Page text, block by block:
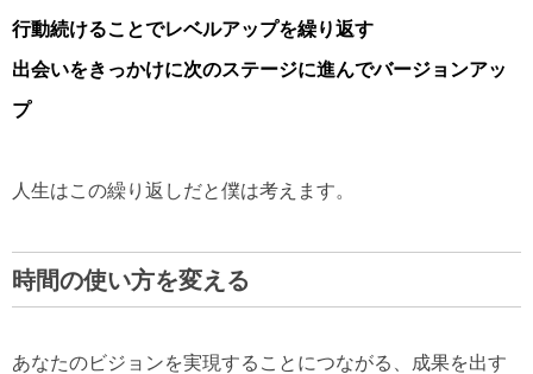
行動続けることでレベルアップを繰り返す
出会いをきっかけに次のステージに進んでバージョンアッ
プ
人生はこの繰り返しだと僕は考えます。
時間の使い方を変える
あなたのビジョンを実現することにつながる、成果を出す